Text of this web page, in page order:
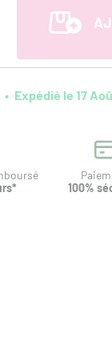
Expédié le 17
100%